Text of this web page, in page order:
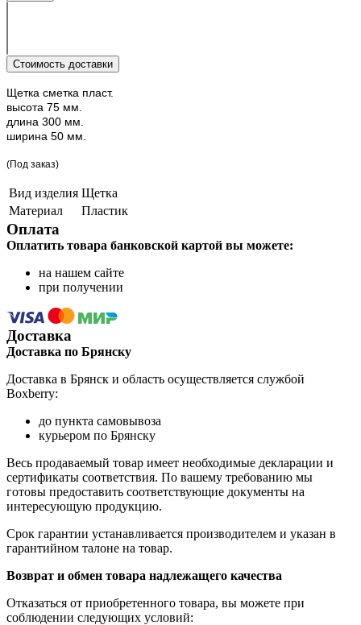
Стоимость доставки
Щетка сметка пласт.
высота 75 мм.
длина 300 мм.
ширина 50 мм.
(Под заказ)
Вид изделия Щетка
Материал
Пластик
Оплата
Оплатить товара банковской картой вы можете:
на нашем сайте
при получении
Доставка
Доставка по Брянску
Доставка в Брянск и область осуществляется службой
Boxberry:
до пункта самовывоза
курьером по Брянску
Весь продаваемый товар имеет необходимые декларации и
сертификаты соответствия. По вашему требованию мы
готовы предоставить соответствующие документы на
интересующую продукцию.
Срок гарантии устанавливается производителем и указан в
гарантийном талоне на товар.
Возврат и обмен товара надлежащего качества
Отказаться от приобретенного товара, вы можете при
соблюдении следующих условий: